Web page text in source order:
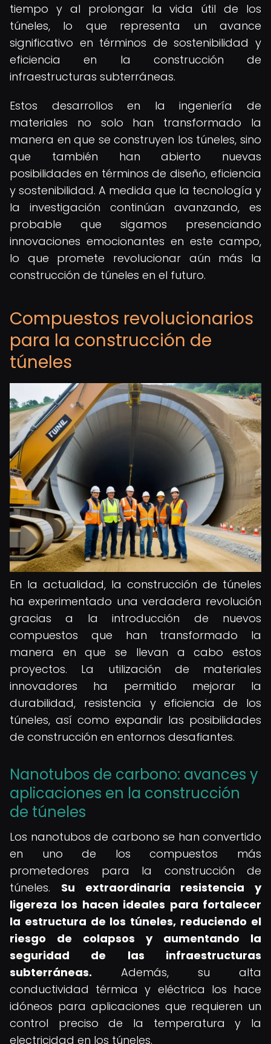
tiempo y al prolongar la vida útil de los
túneles, lo que representa un avance
significativo en términos de sostenibilidad y
eficiencia en la construcción de
infraestructuras subterráneas.
Estos desarrollos en la ingeniería de
materiales no solo han transformado la
manera en que se construyen los túneles, sino
que también han abierto nuevas
posibilidades en términos de diseño, eficiencia
y sostenibilidad. A medida que la tecnología y
la investigación continúan avanzando, es
probable que sigamos presenciando
innovaciones emocionantes en este campo,
lo que promete revolucionar aún más la
construcción de túneles en el futuro.
Compuestos revolucionarios
para la construcción de
túneles
En la actualidad, la construcción de túneles
ha experimentado una verdadera revolución
gracias a la introducción de nuevos
compuestos que han transformado la
manera en que se llevan a cabo estos
proyectos. La utilización de materiales
innovadores ha permitido mejorar la
durabilidad, resistencia y eficiencia de los
túneles, así como expandir las posibilidades
de construcción en entornos desafiantes.
Nanotubos de carbono: avances y
aplicaciones en la construcción
de túneles
Los nanotubos de carbono se han convertido
en uno de los compuestos más
prometedores para la construcción de
túneles. Su extraordinaria resistencia y
ligereza los hacen ideales para fortalecer
la estructura de los túneles, reduciendo el
riesgo de colapsos y aumentando la
seguridad de las infraestructuras
subterráneas. Además, su alta
conductividad térmica y eléctrica los hace
idóneos para aplicaciones que requieren un
control preciso de la temperatura y la
electricidad en los túneles.